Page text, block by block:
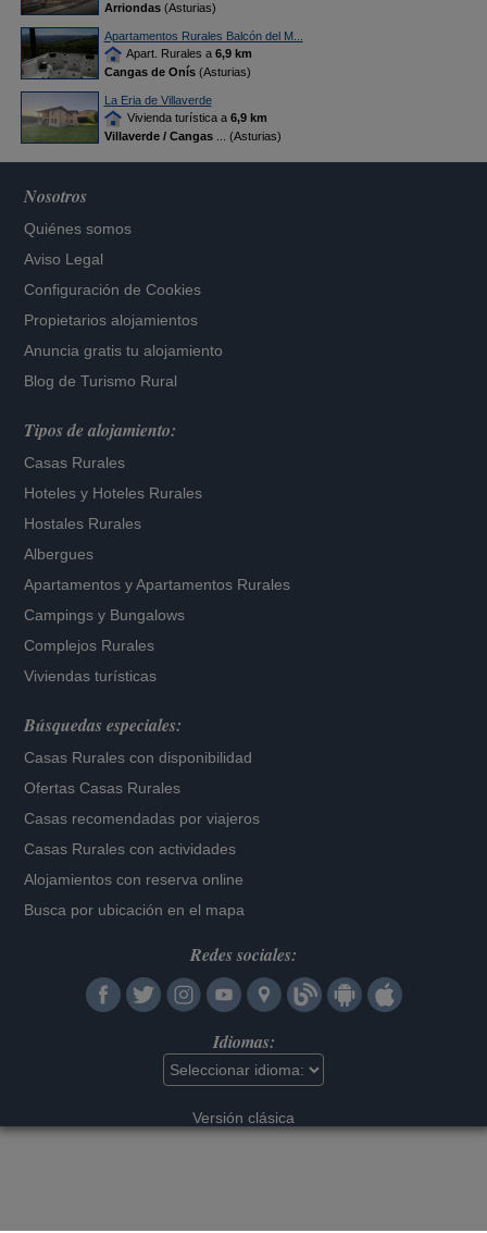
Arriondas(Asturias)
Apartamentos Rurales Balcón del M...
Apart. Rurales a 6,9 km
Cangas de Onís(Asturias)
La Eria de Villaverde
Vivienda turística a 6,9 km
Villaverde / Cangas
... (Asturias)
Nosotros
Quiénes somos
Aviso Legal
Configuración de Cookies
Propietarios alojamientos
Anuncia gratis tu alojamiento
Blog de Turismo Rural
Tipos de alojamiento:
Casas Rurales
Hoteles y Hoteles Rurales
Hostales Rurales
Albergues
Apartamentos yApartamentos Rurales
Campings y Bungalows
Complejos Rurales
Viviendas turísticas
Búsquedas especiales:
Casas Rurales con disponibilidad
Ofertas Casas Rurales
Casas recomendadas por viajeros
Casas Rurales con actividades
Alojamientos con reserva online
Busca por ubicación en el mapa
Redes sociales:
Idiomas:
Versión clásica